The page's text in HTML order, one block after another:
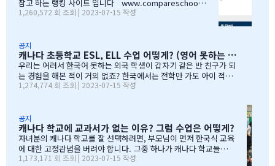
구) 수속/비자 비용, 항공료, 의료보험 보증금, 가구/가전 구입비 ■
참고 하는 랭킹 사이트 입니다 www.compareschoolra
nkings.org 참고로 알고 계셔야 할 점은 이 랭킹발표 하
당히 오른쪽에 속하는 기관이라고 합니다. (제가 만나본 캐
나다 공교육 소속 분들이 여기가 어떤 곳인지 많은 뒷담화
를 하셨습니다.) 하여간 저 사이트에 초등학교 랭킹에 대
해서 입니다. 캐나다에서 grade 4 grade 7에 한국말로 치
면 기초 학력평가라는 것을 일년에 한번 정도 합니다. 산
보 확인도 가능 합니다. 저희가 경험…
1,260,572 회 조회 | 2023-07-15 작성
공지
캐나다 초등학교 ESL, ELL 수업 어떻게? (영어 못하는 아이 캐나다 수업 적응하기)
우리는 어려서 한국어 못하는 외국 학생이 갑자기 같은 반 친구가 되
는 경험을 해본 적이 거의 없죠? 한국에서는 전학만 가도 아이 적응이
쉽지 않을 수 있는데, 거기에 캐나다로 가서 아이 적응은? 그래서 처
거의 없는 학교를 원하지만, 생각? 상상? 할수록 아이 적응 측면에서
아예 한국 아이 한 명도 없는 학교는 더욱 무섭게 느껴질 수 있습니
다. 캐나다 초등학교 담임 선생님들 역시 어려서부터 영어 익숙지 않
은 친구들과 같은 반 생활을 해본 경험자들이 대부분일 것입니다. 또
는 본인 역시 캐나다 이민 가정의 2세나 1.5세대일 수 있습니다. 그러
1,274,774 회 조회 | 2023-07-15 작성
공지
캐나다 학교에 교과서가 없는 이유? 그럼 수업은 어떻게?
자녀분의 캐나다 학교를 잘 선택하려면, 부모님이 먼저 한국식 교육
에 대한 고정관념을 버려야 합니다. 그중 하나가 캐나다 학교들은
지정된 교과서가 따로 없다는 것입니다. 그럼 어떻게 수업을 하느
1,173,171 회 조회 | 2023-07-15 작성